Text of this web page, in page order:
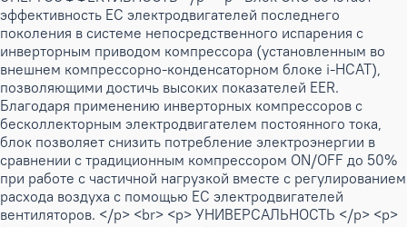
эффективность ЕС электродвигателей последнего
поколения в системе непосредственного испарения с
инверторным приводом компрессора (установленным во
внешнем компрессорно-конденсаторном блоке i-HCAT),
позволяющими достичь высоких показателей EER.
Благодаря применению инверторных компрессоров с
бесколлекторным электродвигателем постоянного тока,
блок позволяет снизить потребление электроэнергии в
сравнении с традиционным компрессором ON/OFF до 50%
при работе с частичной нагрузкой вместе с регулированием
расхода воздуха с помощью ЕС электродвигателей
вентиляторов. </p> <br> <p> УНИВЕРСАЛЬНОСТЬ </p> <p>